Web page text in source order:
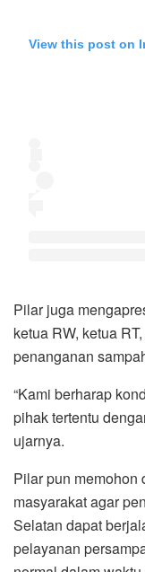
View this post on
Pilar juga
ketua RW, ketua
penanganan
“Kami berharap
pihak tertentu
ujarnya.
Pilar pun memohon
masyarakat agar
Selatan dapat
pelayanan